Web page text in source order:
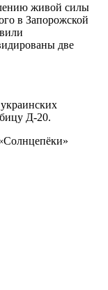
живой силы
в Запорожской
две
Д-20.